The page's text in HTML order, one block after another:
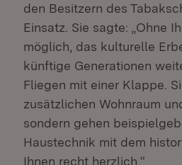
den Besitzern des
Einsatz. Sie sagte: „Ohne
möglich, das kulturelle
künftige Generationen
Fliegen mit einer Klappe.
zusätzlichen Wohnraum
sondern gehen
Haustechnik mit dem
Ihnen recht herzlich.“